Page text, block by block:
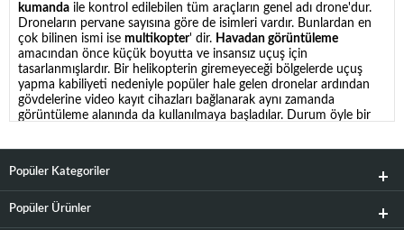
kumanda ile kontrol edilebilen tüm araçların genel adı drone'dur.
Droneların pervane sayısına göre de isimleri vardır. Bunlardan en
çok bilinen ismi ise multikopter' dir. Havadan görüntüleme
amacından önce küçük boyutta ve insansız uçuş için
tasarlanmışlardır. Bir helikopterin giremeyeceği bölgelerde uçuş
yapma kabiliyeti nedeniyle popüler hale gelen dronelar ardından
gövdelerine video kayıt cihazları bağlanarak aynı zamanda
görüntüleme alanında da kullanılmaya başladılar. Durum öyle bir
ilaçlama, taşımacılık, savunma sanayi, ilk yardım ve kurtarma gibi
bir çok değişik alanda kullanılmaktadır.Endüstriyel droneolarak
bilinen bu modeller her geçen yıl gelişiyor. Video ve fotoğraf
Popüler Kategoriler
Popüler Ürünler